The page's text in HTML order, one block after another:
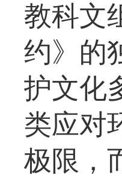
教科文
约》的
护文化
类应对
极限，